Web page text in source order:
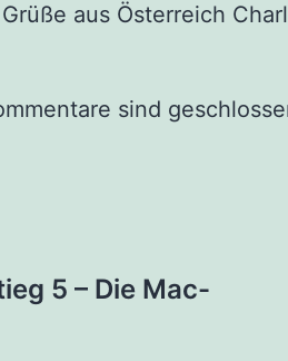
aus Österreich
sind
5 – Die Mac-